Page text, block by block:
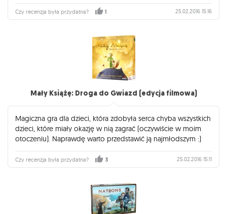
Czy recenzja była przydatna? 1 25.02.2016 15:16
Mały Książę: Droga do Gwiazd (edycja filmowa)
Magiczna gra dla dzieci, która zdobyła serca chyba wszystkich
dzieci, które miały okazję w nią zagrać (oczywiście w moim
otoczeniu). Naprawdę warto przedstawić ją najmłodszym :)
Czy recenzja była przydatna? 3 25.02.2016 15:11